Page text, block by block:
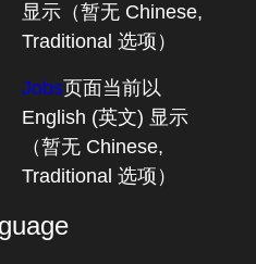
显示（暂无 Chinese,
Traditional 选项）
Jobs页面当前以
English (英文) 显示
（暂无 Chinese,
Traditional 选项）